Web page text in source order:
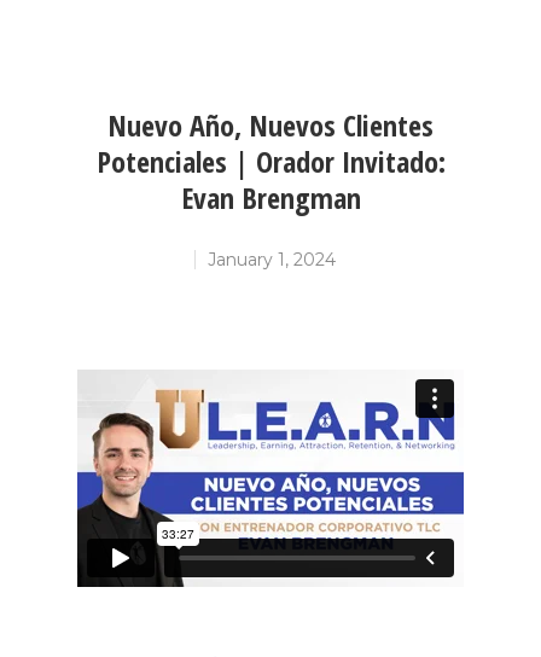
Nuevo Año, Nuevos Clientes
Potenciales | Orador Invitado:
Evan Brengman
January 1, 2024